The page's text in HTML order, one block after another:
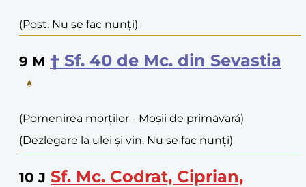
(Post. Nu se fac nunți)
9 M † Sf. 40 de Mc. din Sevastia
(Pomenirea morților - Moșii de primăvară)
(Dezlegare la ulei și vin. Nu se fac nunți)
10 J Sf. Mc. Codrat, Ciprian,